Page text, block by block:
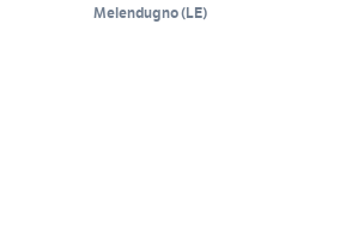
Melendugno(LE)